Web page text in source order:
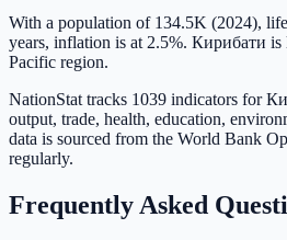
With a population of 134.5K (2024),
years, inflation is at 2.5%. Кирибати is
Pacific region.
NationStat tracks 1039 indicators for
output, trade, health, education,
data is sourced from the World Bank
regularly.
Frequently Asked